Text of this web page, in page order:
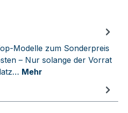
Modelle zum Sonderpreis
– Nur solange der Vorrat
Mehr